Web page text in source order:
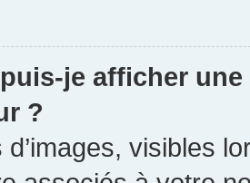
je afficher
?
d’images, visibles